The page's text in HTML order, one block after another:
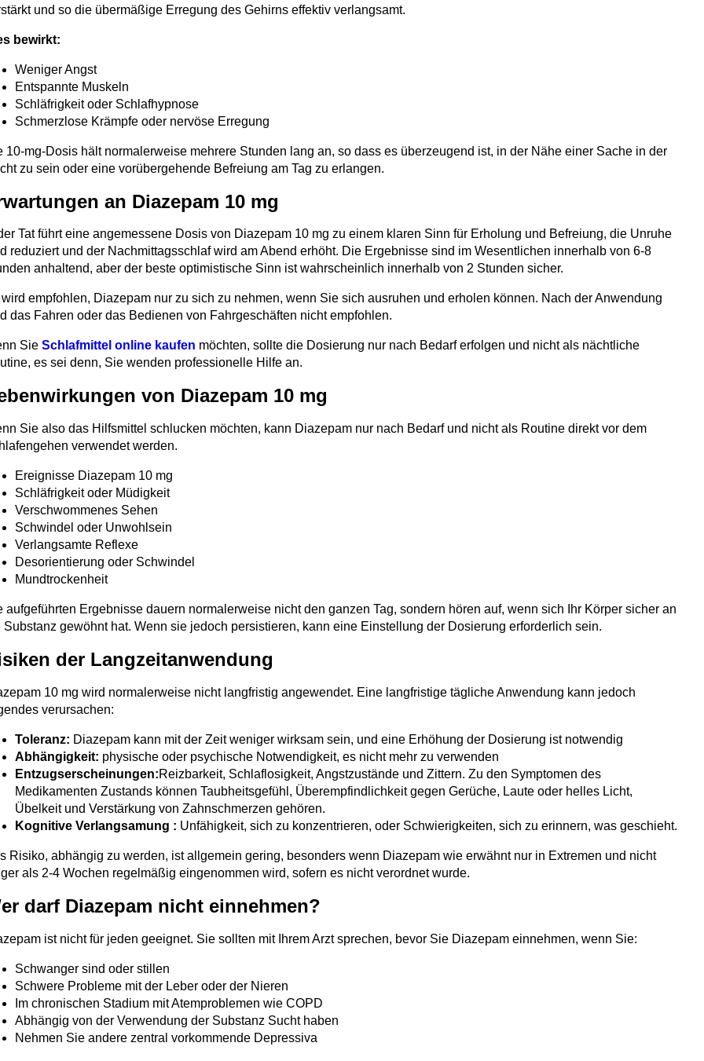
und so die übermäßige Erregung des Gehirns effektiv verlangsamt.
bewirkt:
Weniger Angst
Entspannte Muskeln
Schläfrigkeit oder Schlafhypnose
Schmerzlose Krämpfe oder nervöse Erregung
10-mg-Dosis hält normalerweise mehrere Stunden lang an, so dass es überzeugend ist, in der Nähe einer Sache in der
zu sein oder eine vorübergehende Befreiung am Tag zu erlangen.
an Diazepam 10 mg
Tat führt eine angemessene Dosis von Diazepam 10 mg zu einem klaren Sinn für Erholung und Befreiung, die Unruhe
reduziert und der Nachmittagsschlaf wird am Abend erhöht. Die Ergebnisse sind im Wesentlichen innerhalb von 6-8
anhaltend, aber der beste optimistische Sinn ist wahrscheinlich innerhalb von 2 Stunden sicher.
wird empfohlen, Diazepam nur zu sich zu nehmen, wenn Sie sich ausruhen und erholen können. Nach der Anwendung
das Fahren oder das Bedienen von Fahrgeschäften nicht empfohlen.
SieSchlafmittel online kaufen möchten, sollte die Dosierung nur nach Bedarf erfolgen und nicht als nächtliche
es sei denn, Sie wenden professionelle Hilfe an.
von Diazepam 10 mg
Sie also das Hilfsmittel schlucken möchten, kann Diazepam nur nach Bedarf und nicht als Routine direkt vor dem
verwendet werden.
Ereignisse Diazepam 10 mg
Schläfrigkeit oder Müdigkeit
Verschwommenes Sehen
Schwindel oder Unwohlsein
Verlangsamte Reflexe
Desorientierung oder Schwindel
Mundtrockenheit
aufgeführten Ergebnisse dauern normalerweise nicht den ganzen Tag, sondern hören auf, wenn sich Ihr Körper sicher an
Substanz gewöhnt hat. Wenn sie jedoch persistieren, kann eine Einstellung der Dosierung erforderlich sein.
der Langzeitanwendung
10 mg wird normalerweise nicht langfristig angewendet. Eine langfristige tägliche Anwendung kann jedoch
verursachen:
Toleranz: Diazepam kann mit der Zeit weniger wirksam sein, und eine Erhöhung der Dosierung ist notwendig
Abhängigkeit: physische oder psychische Notwendigkeit, es nicht mehr zu verwenden
Entzugserscheinungen:Reizbarkeit, Schlaflosigkeit, Angstzustände und Zittern. Zu den Symptomen des
Medikamenten Zustands können Taubheitsgefühl, Überempfindlichkeit gegen Gerüche, Laute oder helles Licht,
Übelkeit und Verstärkung von Zahnschmerzen gehören.
Kognitive Verlangsamung : Unfähigkeit, sich zu konzentrieren, oder Schwierigkeiten, sich zu erinnern, was geschieht.
Risiko, abhängig zu werden, ist allgemein gering, besonders wenn Diazepam wie erwähnt nur in Extremen und nicht
als 2-4 Wochen regelmäßig eingenommen wird, sofern es nicht verordnet wurde.
darf Diazepam nicht einnehmen?
ist nicht für jeden geeignet. Sie sollten mit Ihrem Arzt sprechen, bevor Sie Diazepam einnehmen, wenn Sie:
Schwanger sind oder stillen
Schwere Probleme mit der Leber oder der Nieren
Im chronischen Stadium mit Atemproblemen wie COPD
Abhängig von der Verwendung der Substanz Sucht haben
Nehmen Sie andere zentral vorkommende Depressiva